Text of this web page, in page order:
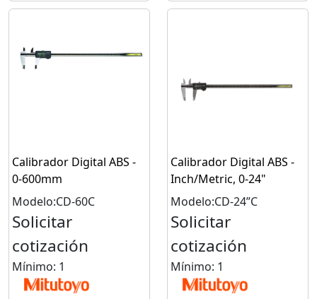
Calibrador Digital ABS -
0-600mm
Modelo:CD-60C
Solicitar
cotización
Mínimo: 1
Calibrador Digital ABS -
Inch/Metric, 0-24"
Modelo:CD-24”C
Solicitar
cotización
Mínimo: 1